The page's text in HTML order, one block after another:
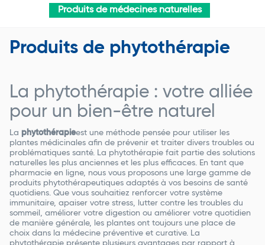
Produits de médecines naturelles
Produits de phytothérapie
La phytothérapie : votre alliée
pour un bien-être naturel
La phytothérapieest une méthode pensée pour utiliser les
plantes médicinales afin de prévenir et traiter divers troubles ou
problématiques santé. La phytothérapie fait partie des solutions
naturelles les plus anciennes et les plus efficaces. En tant que
pharmacie en ligne, nous vous proposons une large gamme de
produits phytothérapeutiques adaptés à vos besoins de santé
quotidiens. Que vous souhaitiez renforcer votre système
immunitaire, apaiser votre stress, lutter contre les troubles du
sommeil, améliorer votre digestion ou améliorer votre quotidien
de manière générale, les plantes ont toujours une place de
choix dans la médecine préventive et curative. La